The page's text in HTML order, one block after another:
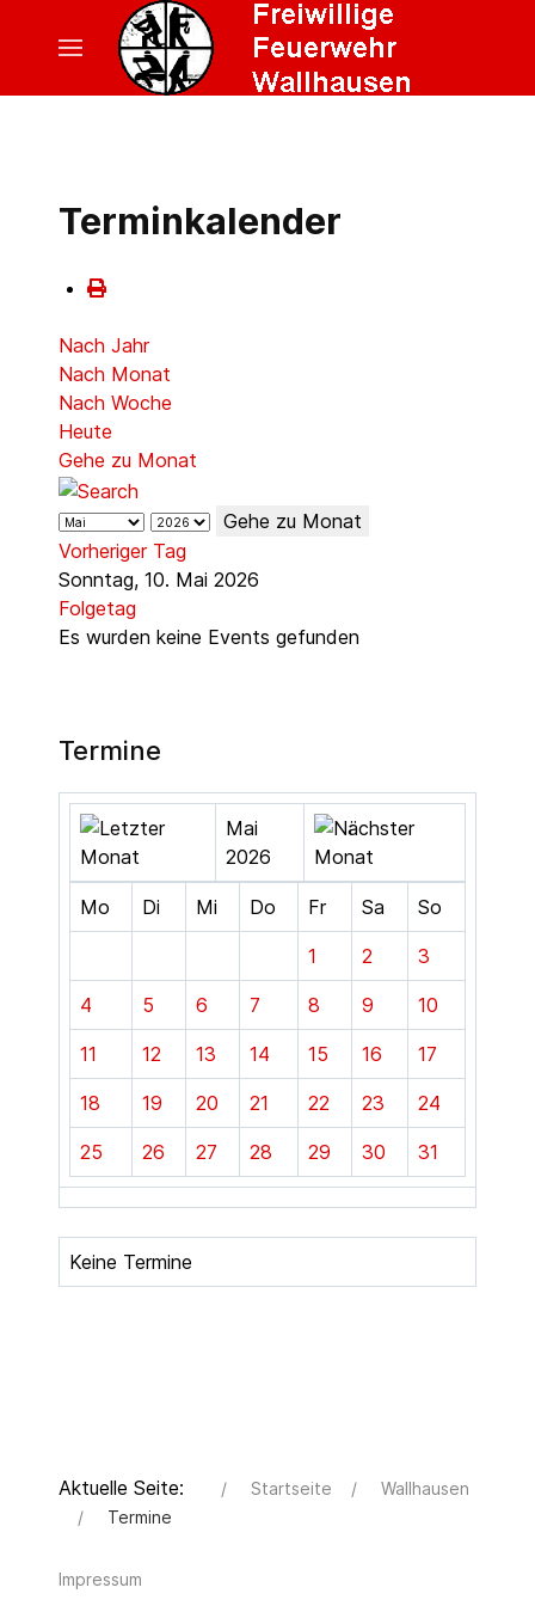
Terminkalender
Nach Jahr
Nach Monat
Nach Woche
Heute
Gehe zu Monat
Gehe zu Monat
Vorheriger Tag
Sonntag, 10. Mai 2026
Folgetag
Es wurden keine Events gefunden
Termine
Mai
2026
Mo Di Mi Do Fr Sa So
1 2 3
4 5 6 7 8 9 10
11 12 13 14 15 16 17
18 19 20 21 22 23 24
25 26 27 28 29 30 31
Keine Termine
Aktuelle Seite: Startseite
Wallhausen
Termine
Impressum